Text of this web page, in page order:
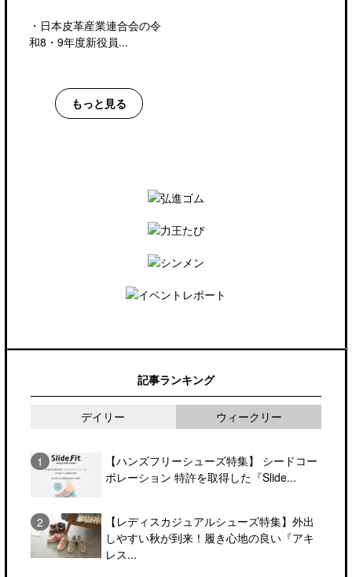
・ 日本皮革産業連合会の令
和8・9年度新役員...
もっと見る
記事ランキング
デイリー ウィークリー
【ハンズフリーシューズ特集】 シードコー
ポレーション 特許を取得した『Slide...
【レディスカジュアルシューズ特集】外出
しやすい秋が到来！履き心地の良い『アキ
レス...